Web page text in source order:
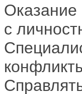
Оказание
с